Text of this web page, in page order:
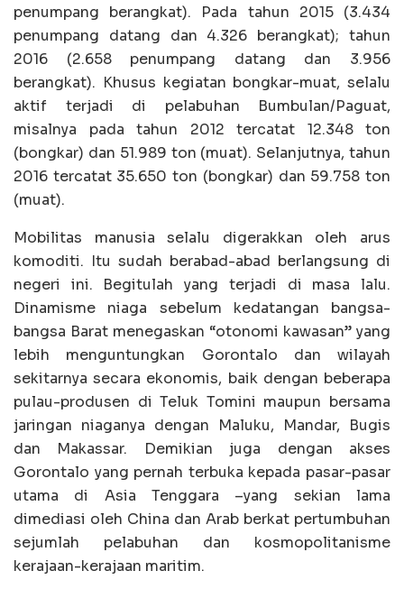
penumpang berangkat). Pada tahun 2015 (3.434
penumpang datang dan 4.326 berangkat); tahun
2016 (2.658 penumpang datang dan 3.956
berangkat). Khusus kegiatan bongkar-muat, selalu
aktif terjadi di pelabuhan Bumbulan/Paguat,
misalnya pada tahun 2012 tercatat 12.348 ton
(bongkar) dan 51.989 ton (muat). Selanjutnya, tahun
2016 tercatat 35.650 ton (bongkar) dan 59.758 ton
(muat).
Mobilitas manusia selalu digerakkan oleh arus
komoditi. Itu sudah berabad-abad berlangsung di
negeri ini. Begitulah yang terjadi di masa lalu.
Dinamisme niaga sebelum kedatangan bangsa-
bangsa Barat menegaskan “otonomi kawasan” yang
lebih menguntungkan Gorontalo dan wilayah
sekitarnya secara ekonomis, baik dengan beberapa
pulau-produsen di Teluk Tomini maupun bersama
jaringan niaganya dengan Maluku, Mandar, Bugis
dan Makassar. Demikian juga dengan akses
Gorontalo yang pernah terbuka kepada pasar-pasar
utama di Asia Tenggara –yang sekian lama
dimediasi oleh China dan Arab berkat pertumbuhan
sejumlah pelabuhan dan kosmopolitanisme
kerajaan-kerajaan maritim.